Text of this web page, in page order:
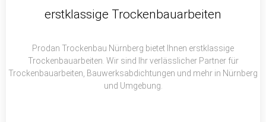
r
p
erstklassige Trockenbauarbeiten
Prodan Trockenbau Nürnberg bietet Ihnen erstklassige
Trockenbauarbeiten. Wir sind Ihr verlässlicher Partner für
Trockenbauarbeiten, Bauwerksabdichtungen und mehr in Nürnberg
und Umgebung.